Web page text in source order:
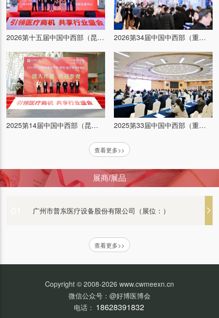
2026第十五届中国中西部（昆明）医疗器械博览会 2026第34届中国中西部（重庆）医疗器械博览会
2025第14届中国中西部（昆明）医疗器械博览会 2025第33届中国中西部（重庆）医疗器械博览会
查看更多>>
展商/展品
江苏普仕达医疗科技有限公司（展位：）
汕头市超声仪器研究所股份有限公司（展位：）
康泰医学系统（秦皇岛）股份有限公司（展位：）
新光维医疗科技（苏州）股份有限公司（展位：）
衡水康博医疗器械有限公司（展位：）
北京白象新技术有限公司（展位：）
山东光华医疗设备有限公司（展位：）
广州市普东医疗设备股份有限公司（展位：）
普康医疗（展位：）
江苏普仕达医疗科技有限公司（展位：）
查看更多>>
Copyright © 2008-2026 www.cwmeexn.cn
微信公众号：@好博医博会
电话： 18628391832